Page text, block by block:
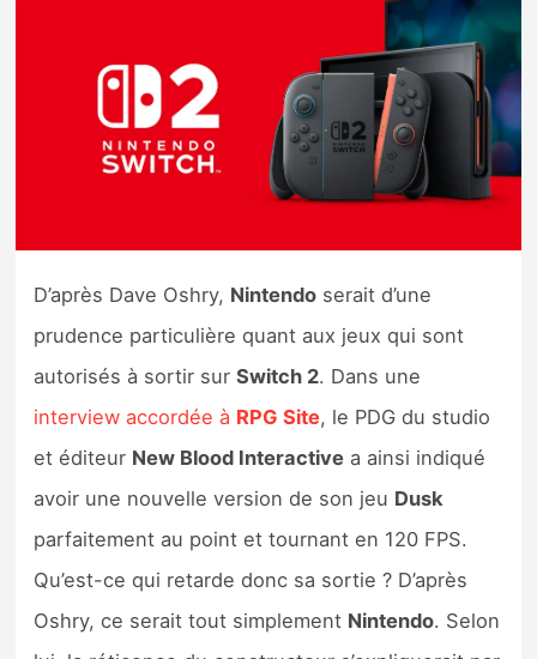
Nintendo Direct
Tests et previews
Tests d’accessoires
Previews
Précommandes
Précommandes jeux Switch 2
Sorties de jeux
D’après Dave Oshry, Nintendo serait d’une
prudence particulière quant aux jeux qui sont
autorisés à sortir surSwitch 2. Dans une
interview accordée à RPG Site, le PDG du studio
et éditeur New Blood Interactive a ainsi indiqué
avoir une nouvelle version de son jeu Dusk
parfaitement au point et tournant en 120 FPS.
Qu’est-ce qui retarde donc sa sortie ? D’après
Oshry, ce serait tout simplement Nintendo. Selon